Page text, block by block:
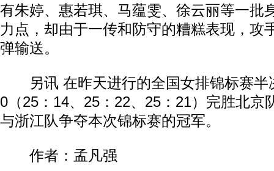
有朱婷、惠若琪、马蕴雯、徐云丽等一批
力点，却由于一传和防守的糟糕表现，攻
弹输送。
另讯 在昨天进行的全国女排锦标赛半
0（25：14、25：22、25：21）完胜北京
与浙江队争夺本次锦标赛的冠军。
作者：孟凡强